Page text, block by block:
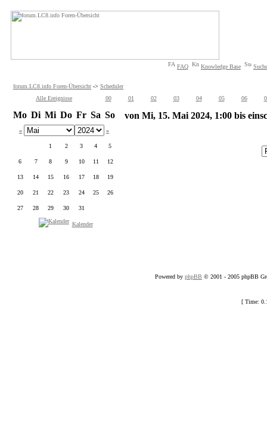
FAQ Knowledge Base
forum.LC8.info Foren-Übersicht -> Scheduler
Alle Ereignisse
00 01 02 03 04 05 06
Mo Di Mi Do Fr Sa So
« »
1 2 3 4 5
6 7 8 9 10 11 12
13 14 15 16 17 18 19
20 21 22 23 24 25 26
27 28 29 30 31
Kalender
von Mi, 15. Mai 2024, 1:00 bis
Powered by phpBB © 2001 - 2005 phpBB
[ Time: